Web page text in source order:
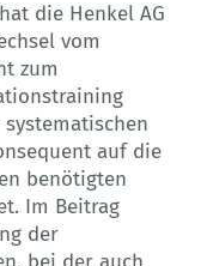
die Henkel AG
vom
zum
auf die
benötigten
Im Beitrag
der